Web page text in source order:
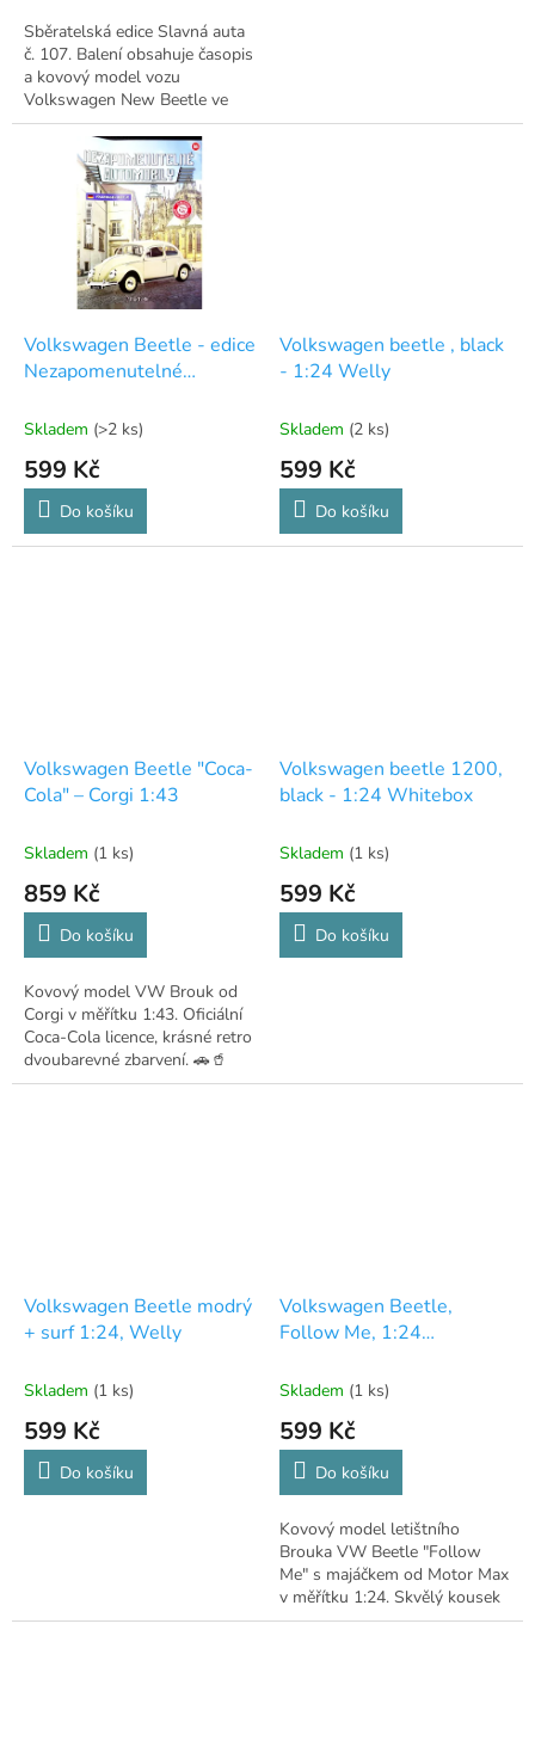
Sběratelská edice Slavná auta
č. 107. Balení obsahuje časopis
a kovový model vozu
Volkswagen New Beetle ve
žluté barvě.
Volkswagen Beetle - edice
Nezapomenutelné
Skladem (>2 ks)
599 Kč
Do košíku
Volkswagen beetle , black
- 1:24 Welly
Skladem (2 ks)
599 Kč
Do košíku
Volkswagen Beetle "Coca-
Cola" – Corgi 1:43
Skladem (1 ks)
859 Kč
Do košíku
Kovový model VW Brouk od
Corgi v měřítku 1:43. Oficiální
Coca-Cola licence, krásné retro
dvoubarevné zbarvení. 🚗🥤
Volkswagen beetle 1200,
black - 1:24 Whitebox
Skladem (1 ks)
599 Kč
Do košíku
Volkswagen Beetle modrý
+ surf 1:24, Welly
Skladem (1 ks)
599 Kč
Do košíku
Volkswagen Beetle,
Follow Me, 1:24
Skladem (1 ks)
599 Kč
Do košíku
Kovový model letištního
Brouka VW Beetle "Follow
Me" s majáčkem od Motor Max
v měřítku 1:24. Skvělý kousek
pro sběratele! ✈️